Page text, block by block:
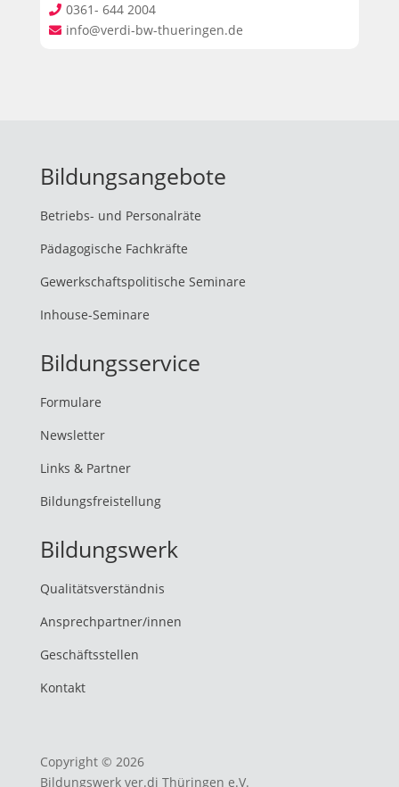
 0361- 644 2004
 info@verdi-bw-thueringen.de
Bildungsangebote
Betriebs- und Personalräte
Pädagogische Fachkräfte
Gewerkschaftspolitische Seminare
Inhouse-Seminare
Bildungsservice
Formulare
Newsletter
Links & Partner
Bildungsfreistellung
Bildungswerk
Qualitätsverständnis
Ansprechpartner/innen
Geschäftsstellen
Kontakt
Copyright © 2026
Bildungswerk ver.di Thüringen e.V.